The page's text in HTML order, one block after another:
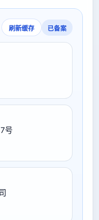
刷新缓存 已备案
号